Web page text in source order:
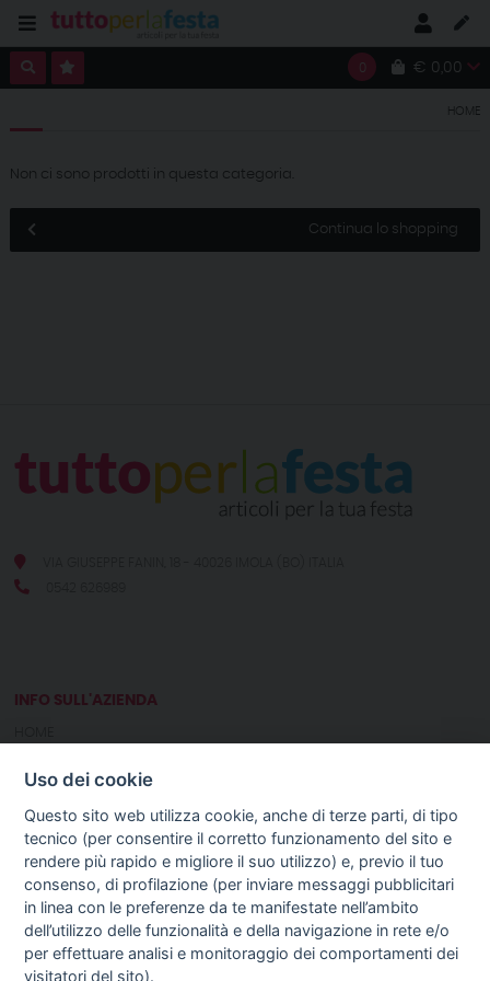
0 € 0,00
HOME
Non ci sono prodotti in questa categoria.
Continua lo shopping
INFO SULL'AZIENDA
NOTIZIE
GUIDA AGLI ACQUISTI
PROCEDURA DI ACQUISTO
DIRITTO DI RECESSO
SPEDIZIONI E COSTI
Uso dei cookie
Questo sito web utilizza cookie, anche di terze parti, di tipo
tecnico (per consentire il corretto funzionamento del sito e
rendere più rapido e migliore il suo utilizzo) e, previo il tuo
consenso, di profilazione (per inviare messaggi pubblicitari
in linea con le preferenze da te manifestate nell’ambito
dell’utilizzo delle funzionalità e della navigazione in rete e/o
per effettuare analisi e monitoraggio dei comportamenti dei
visitatori del sito).